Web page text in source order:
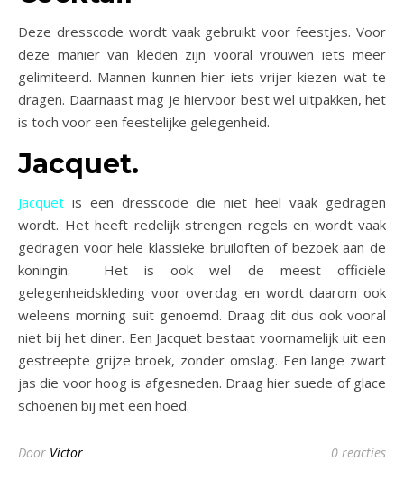
Deze dresscode wordt vaak gebruikt voor feestjes. Voor
deze manier van kleden zijn vooral vrouwen iets meer
gelimiteerd. Mannen kunnen hier iets vrijer kiezen wat te
dragen. Daarnaast mag je hiervoor best wel uitpakken, het
is toch voor een feestelijke gelegenheid.
Jacquet.
Jacquet is een dresscode die niet heel vaak gedragen
wordt. Het heeft redelijk strengen regels en wordt vaak
gedragen voor hele klassieke bruiloften of bezoek aan de
koningin. Het is ook wel de meest officiële
gelegenheidskleding voor overdag en wordt daarom ook
weleens morning suit genoemd. Draag dit dus ook vooral
niet bij het diner. Een Jacquet bestaat voornamelijk uit een
gestreepte grijze broek, zonder omslag. Een lange zwart
jas die voor hoog is afgesneden. Draag hier suede of glace
schoenen bij met een hoed.
Door Victor 0 reacties